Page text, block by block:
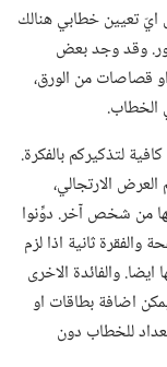
تعيين خطابي هنالك
وقد وجد بعض
قصاصات من الورق،‏
الخطاب.‏
لتذكيركم بالفكرة.‏
الارتجالي،‏
من شخص آخر.‏ دوِّنوا
ثانية اذا لزم
والفائدة الاخرى
اضافة بطاقات او
للخطاب دون